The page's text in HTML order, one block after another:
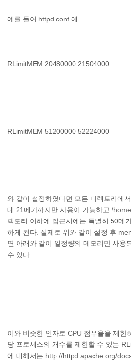
예를 들어 httpd.conf 에
RLimitMEM 20480000 21504000
RLimitMEM 51200000 52224000
와 같이 설정하였다면 모든 디렉토리에
대 21메가까지만 사용이 가능하고 /
렉토리 이하에 접근시에는 특별히 50메
하게 된다. 실제로 위와 같이 설정 후
면 아래와 같이 일정량의 메모리만 사용
수 있다.
이와 비슷한 인자로 CPU 점유율을 제한
당 프로세스의 개수를 제한할 수 있는
에 대해서는 http://httpd.apache.org/